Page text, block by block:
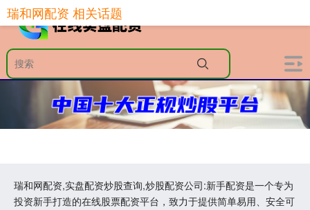
瑞和网配资,实盘配资炒股查询,炒股配资公司:新手配资是一个专为
投资新手打造的在线股票配资平台，致力于提供简单易用、安全可
瑞和网配资 相关话题